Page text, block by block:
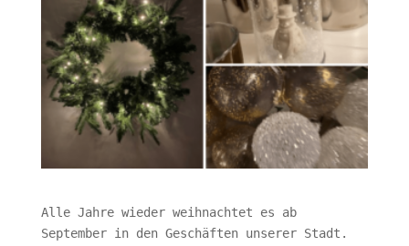
Alle Jahre wieder weihnachtet es ab
September in den Geschäften unserer Stadt.